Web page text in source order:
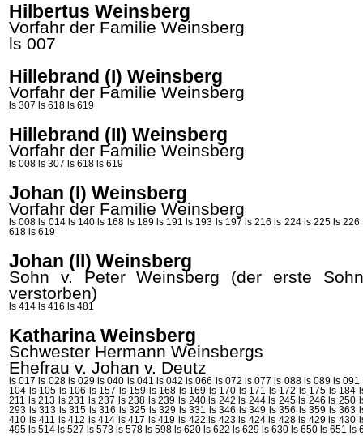
Hilbertus Weinsberg
Vorfahr der Familie Weinsberg
ls 007
Hillebrand (I) Weinsberg
Vorfahr der Familie Weinsberg
ls 307 ls 618 ls 619
Hillebrand (II) Weinsberg
Vorfahr der Familie Weinsberg
ls 008 ls 307 ls 618 ls 619
Johan (I) Weinsberg
Vorfahr der Familie Weinsberg
ls 008 ls 014 ls 140 ls 168 ls 189 ls 191 ls 193 ls 197 ls 216 ls 224 ls 225 ls 226
618 ls 619
Johan (II) Weinsberg
Sohn v. PeterWeinsberg (der erste
verstorben)
ls 414 ls 416 ls 481
Katharina Weinsberg
Schwester Hermann Weinsbergs
Ehefrau v. Johan v. Deutz
ls 017 ls 028 ls 029 ls 040 ls 041 ls 042 ls 066 ls 072 ls 077 ls 088 ls 089 ls 091
104 ls 105 ls 106 ls 157 ls 159 ls 168 ls 169 ls 170 ls 171 ls 172 ls 175 ls 184
211 ls 213 ls 231 ls 237 ls 238 ls 239 ls 240 ls 242 ls 244 ls 245 ls 246 ls 250
293 ls 313 ls 315 ls 316 ls 325 ls 329 ls 331 ls 346 ls 349 ls 356 ls 359 ls 363
410 ls 411 ls 412 ls 414 ls 417 ls 419 ls 422 ls 423 ls 424 ls 428 ls 429 ls 430
495 ls 514 ls 527 ls 573 ls 578 ls 598 ls 620 ls 622 ls 629 ls 630 ls 650 ls 651 ls